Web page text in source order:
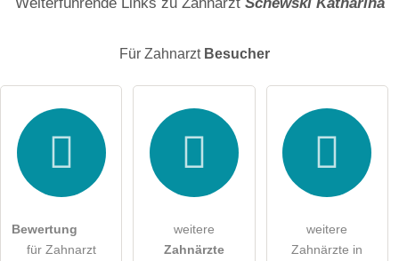
E-Mail-Adresse (wird nicht veröffentlicht)
Hiermit akzeptiere ich die .
öffentliche Frage stellen Abbrechen
Für Zahnarzt Besucher
Bewertung
für Zahnarzt
weitere
Zahnärzte
weitere
Zahnärzte in